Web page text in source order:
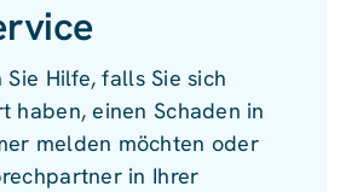
Hilfe, falls Sie sich
haben, einen Schaden in
melden möchten oder
in Ihrer